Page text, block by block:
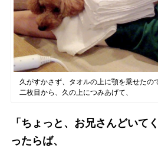
久がすかさず、タオルの上に顎を乗せたの
二枚目から、久の上につみあげて、
「ちょっと、お兄さんどいて
ったらば、